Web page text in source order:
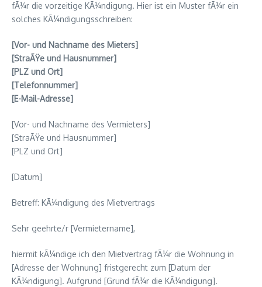
fÃ¼r die vorzeitige KÃ¼ndigung. Hier ist ein Muster fÃ¼r ein
solches KÃ¼ndigungsschreiben:
[Vor- und Nachname des Mieters]
[StraÃŸe und Hausnummer]
[PLZ und Ort]
[Telefonnummer]
[E-Mail-Adresse]
[Vor- und Nachname des Vermieters]
[StraÃŸe und Hausnummer]
[PLZ und Ort]
[Datum]
Betreff: KÃ¼ndigung des Mietvertrags
Sehr geehrte/r [Vermietername],
hiermit kÃ¼ndige ich den Mietvertrag fÃ¼r die Wohnung in
[Adresse der Wohnung] fristgerecht zum [Datum der
KÃ¼ndigung]. Aufgrund [Grund fÃ¼r die KÃ¼ndigung].